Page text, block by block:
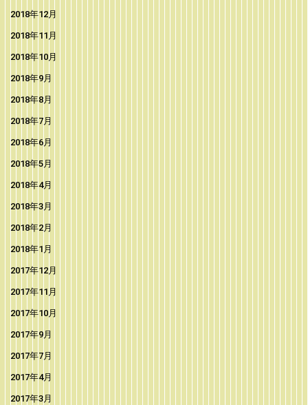
2018年12月
2018年11月
2018年10月
2018年9月
2018年8月
2018年7月
2018年6月
2018年5月
2018年4月
2018年3月
2018年2月
2018年1月
2017年12月
2017年11月
2017年10月
2017年9月
2017年7月
2017年4月
2017年3月